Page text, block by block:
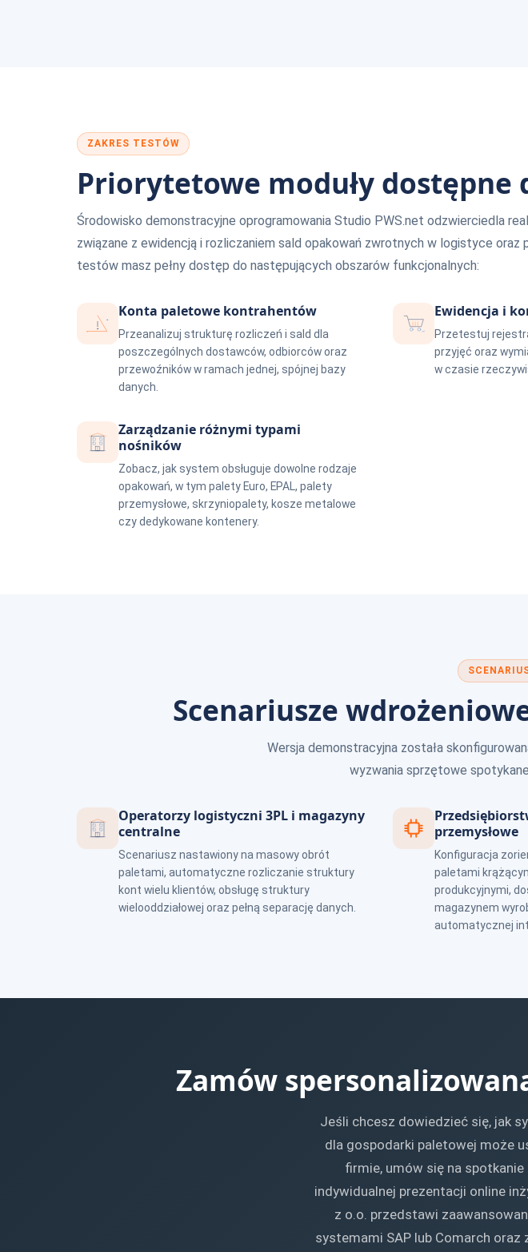
ZAKRES TESTÓW
Priorytetowe moduły
Środowisko demonstracyjne oprogramowania Studio PWS.net odzwierciedla
związane z ewidencją i rozliczaniem sald opakowań zwrotnych w logistyce oraz
testów masz pełny dostęp do następujących obszarów funkcjonalnych:
Konta paletowe kontrahentów
Przeanalizuj strukturę rozliczeń i sald dla
poszczególnych dostawców, odbiorców oraz
przewoźników w ramach jednej, spójnej bazy
danych.
Ewidencja i
Przetestuj
przyjęć oraz
w czasie
Zarządzanie różnymi typami
nośników
Zobacz, jak system obsługuje dowolne rodzaje
opakowań, w tym palety Euro, EPAL, palety
przemysłowe, skrzyniopalety, kosze metalowe
czy dedykowane kontenery.
Scenariusze
Wersja demonstracyjna została
wyzwania sprzętowe
Operatorzy logistyczni 3PL i magazyny
centralne
Scenariusz nastawiony na masowy obrót
paletami, automatyczne rozliczanie struktury
kont wielu klientów, obsługę struktury
wielooddziałowej oraz pełną separację danych.
przemysłowe
Konfiguracja
paletami
produkcyjnymi,
magazynem
automatycznej
Zamów
Jeśli chcesz dowiedzieć się, jak
dla gospodarki paletowej może
firmie, umów się na
indywidualnej prezentacji online
z o.o. przedstawi
systemami SAP lub Comarch